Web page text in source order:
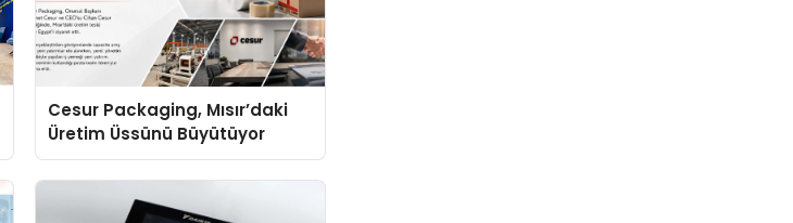
Cesur Packaging, Mısır’daki
Üretim Üssünü Büyütüyor